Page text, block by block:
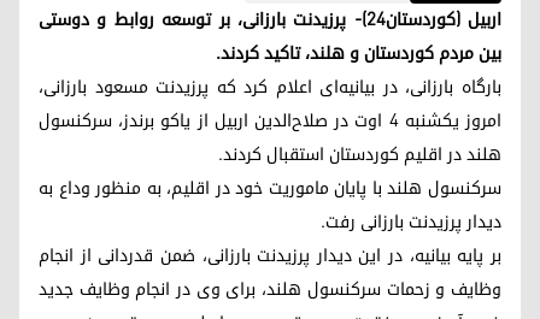
اربیل (کوردستان٢٤)- پرزیدنت بارزانی، بر توسعه روابط و دوستی
بین مردم کوردستان و هلند، تاکید کردند.
بارگاه بارزانی، در بیانیه‌ای اعلام کرد که پرزیدنت مسعود بارزانی،
امروز یکشنبه ٤ اوت در صلاح‌الدین اربیل از یاکو برندز، سرکنسول
هلند در اقلیم کوردستان استقبال کردند.
سرکنسول هلند با پایان ماموریت خود در اقلیم، به منظور وداع به
دیدار پرزیدنت بارزانی رفت.
بر پایه بیانیه، در این دیدار پرزیدنت بارزانی، ضمن قدردانی از انجام
وظایف و زحمات سرکنسول هلند، برای وی در انجام وظایف جدید